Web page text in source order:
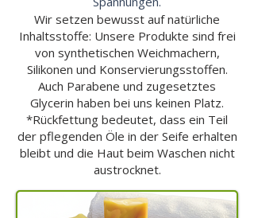
Wir setzen bewusst auf natürliche
Inhaltsstoffe: Unsere Produkte sind frei
von synthetischen Weichmachern,
Silikonen und Konservierungsstoffen.
Auch Parabene und zugesetztes
Glycerin haben bei uns keinen Platz.
*Rückfettung bedeutet, dass ein Teil
der pflegenden Öle in der Seife erhalten
bleibt und die Haut beim Waschen nicht
austrocknet.